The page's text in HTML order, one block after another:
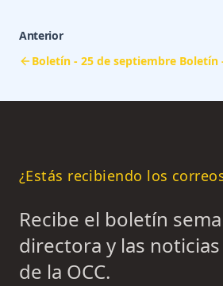
Anterior
Boletín - 25 de septiembre Boletín
¿Estás recibiendo los
Recibe el boletín
directora y las
de la OCC.